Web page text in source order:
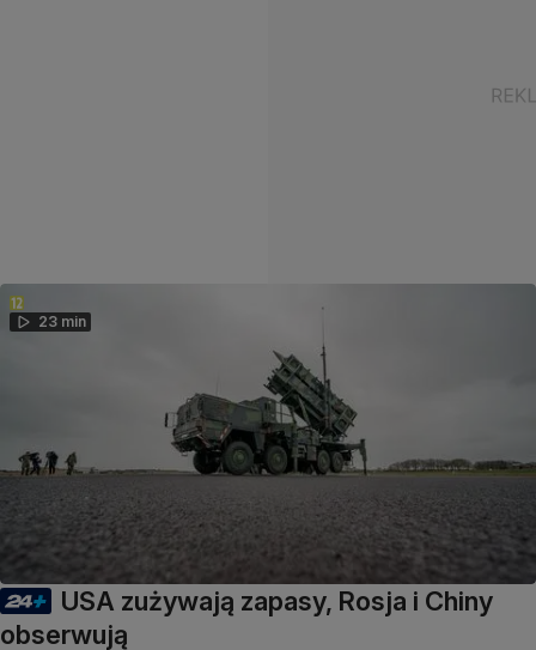
23 min
USA zużywają zapasy, Rosja i Chiny
obserwują